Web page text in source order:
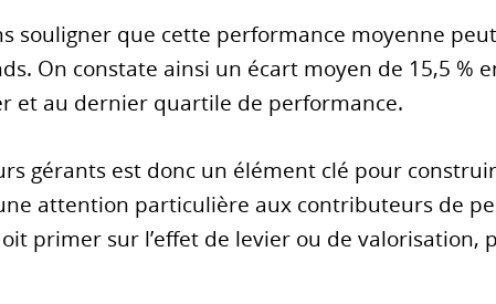
souligner que cette performance moyenne
On constate ainsi un écart moyen de 15,5 %
et au dernier quartile de performance.
gérants est donc un élément clé pour
attention particulière aux contributeurs de
primer sur l’effet de levier ou de valorisation,